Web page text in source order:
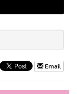
Email